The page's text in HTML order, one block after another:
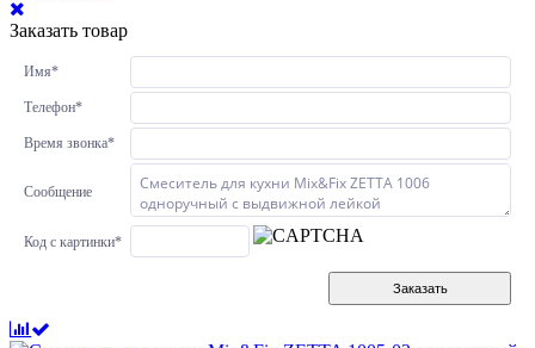
Заказать товар
Имя*
Телефон*
Время звонка*
Сообщение
Код с картинки*
Заказать